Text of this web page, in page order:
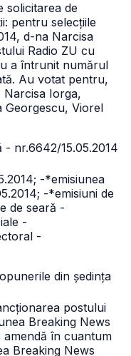
solicitarea de
pentru selecțiile
d-na Narcisa
Radio ZU cu
a întrunit numărul
Au votat pentru,
Narcisa Iorga,
Georgescu, Viorel
- nr.6642/15.05.2014
-*emisiunea
-*emisiuni de
de seară -
-
-
din ședința
postului
Breaking News
amendă în cuantum
Breaking News